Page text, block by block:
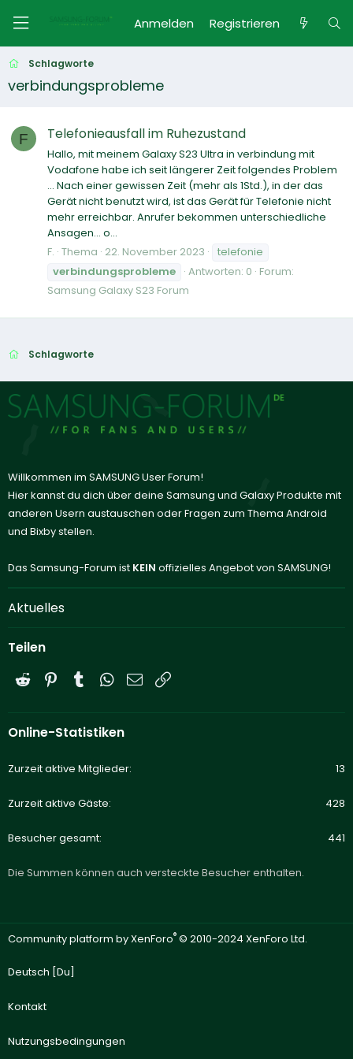
Anmelden Registrieren
Schlagworte
verbindungsprobleme
F Telefonieausfall im Ruhezustand
Hallo, mit meinem Galaxy S23 Ultra in verbindung mit
Vodafone habe ich seit längerer Zeit folgendes Problem
... Nach einer gewissen Zeit (mehr als 1Std.), in der das
Gerät nicht benutzt wird, ist das Gerät für Telefonie nicht
mehr erreichbar. Anrufer bekommen unterschiedliche
Ansagen… o...
F. Thema 22. November 2023
telefonie
verbindungsprobleme
Antworten: 0 Forum:
Samsung Galaxy S23 Forum
Schlagworte
Willkommen im SAMSUNG User Forum!
Hier kannst du dich über deine Samsung und Galaxy Produkte mit
anderen Usern austauschen oder Fragen zum Thema Android
und Bixby stellen.
Das Samsung-Forum ist KEIN offizielles Angebot von SAMSUNG!
Aktuelles
Teilen
Reddit PinterestTumblrWhatsApp
E-Mail
Online-Statistiken
Zurzeit aktive Mitglieder 13
Zurzeit aktive Gäste 428
Besucher gesamt 441
Die Summen können auch versteckte Besucher enthalten.
Community platform by XenForo® © 2010-2024 XenForo Ltd.
Deutsch [Du]
Kontakt
Nutzungsbedingungen